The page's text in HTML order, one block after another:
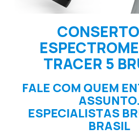
TRACER 5
FALE COM QUEM
ASSUNTO.
ESPECIALISTAS
BRASIL